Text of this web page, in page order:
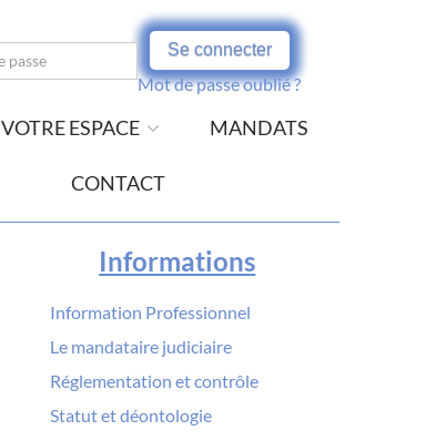
Se connecter
Mot de passe oublié ?
VOTRE ESPACE MANDATS
CONTACT
Informations
Information Professionnel
Le mandataire judiciaire
Réglementation et contrôle
Statut et déontologie